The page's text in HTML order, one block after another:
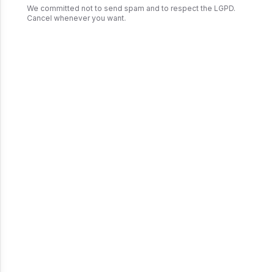
We committed not to send spam and to respect the LGPD.
Cancel whenever you want.